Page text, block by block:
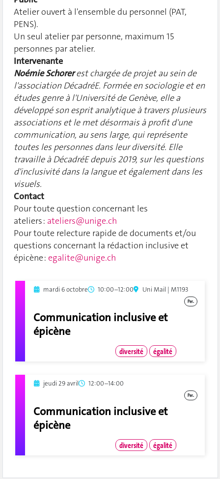
Atelier ouvert à l'ensemble du personnel (PAT,
PENS).
Un seul atelier par personne, maximum 15
personnes par atelier.
Intervenante
Noémie Schorerest chargée de projet au sein de
l'association DécadréE. Formée en sociologie et en
études genre à l'Université de Genève, elle a
développé son esprit analytique à travers plusieurs
associations et le met désormais à profit d'une
communication, au sens large, qui représente
toutes les personnes dans leur diversité. Elle
travaille à DécadréE depuis 2019, sur les questions
d'inclusivité dans la langue et également dans les
visuels.
Contact
Pour toute question concernant les
ateliers : ateliers@unige.ch
Pour toute relecture rapide de documents et/ou
questions concernant la rédaction inclusive et
épicène : egalite@unige.ch
mardi 6 octobre 10:00–12:00 Uni Mail | M1193
Per.
Communication inclusive et
épicène
diversité égalité
jeudi 29 avril 12:00–14:00
Per.
Communication inclusive et
épicène
diversité égalité